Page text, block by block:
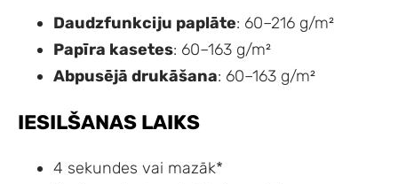
Daudzfunkciju paplāte: 60–216 g/m²
Papīra kasetes: 60–163 g/m²
Abpusējā drukāšana: 60–163 g/m²
IESILŠANAS LAIKS
4 sekundes vai mazāk*